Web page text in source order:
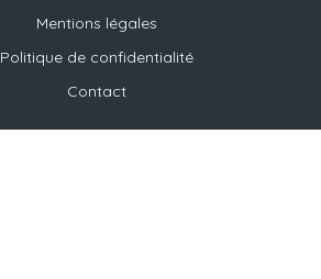
Mentions légales
Politique de confidentialité
Contact